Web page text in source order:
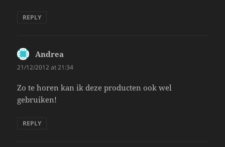
REPLY
Andrea
21/12/2012 at 21:34
Zo te horen kan ik deze producten ook wel
gebruiken!
REPLY